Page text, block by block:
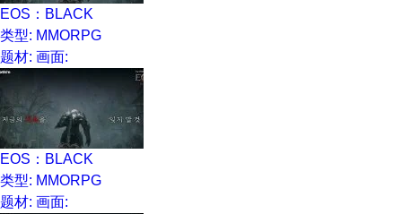
EOS：BLACK
类型: MMORPG
题材: 画面:
EOS：BLACK
类型: MMORPG
题材: 画面: